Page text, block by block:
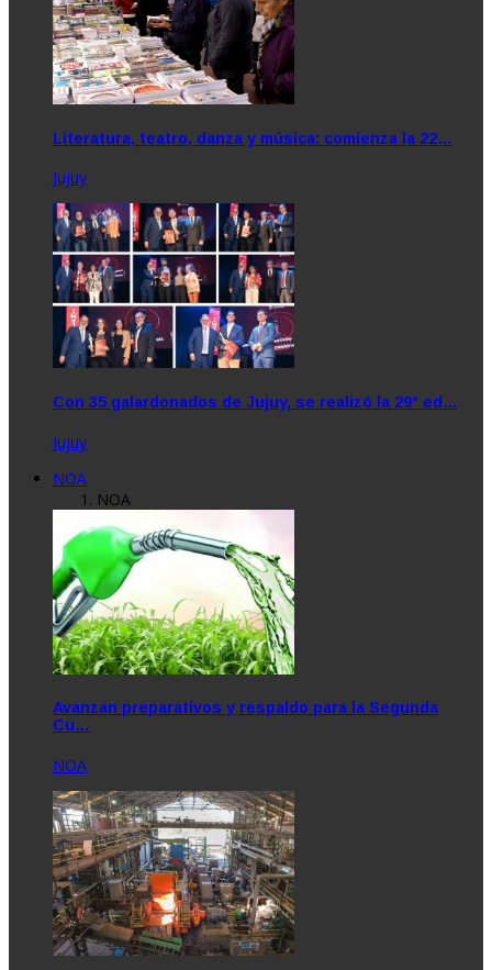
Literatura, teatro, danza y música: comienza la 22…
Jujuy
Con 35 galardonados de Jujuy, se realizó la 29° ed…
Jujuy
NOA
NOA
Avanzan preparativos y respaldo para la Segunda
Cu…
NOA